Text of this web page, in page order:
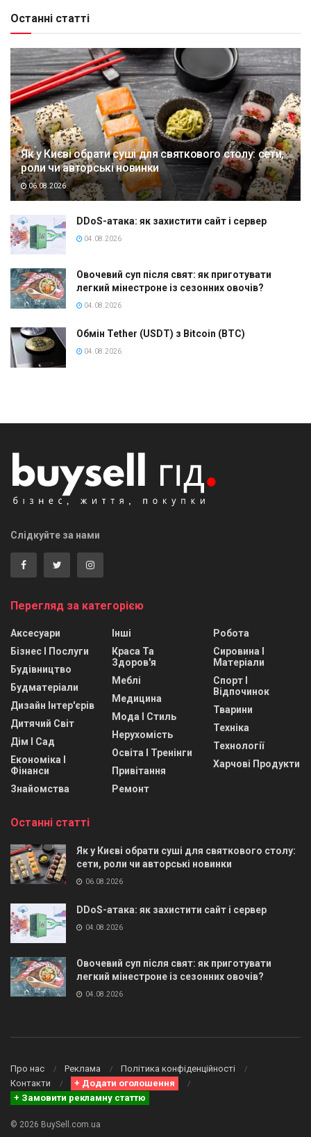
Останні статті
Як у Києві обрати суші для святкового столу: сети,
роли чи авторські новинки
06.08.2026
DDoS-атака: як захистити сайт і сервер
04.08.2026
Овочевий суп після свят: як приготувати
легкий мінестроне із сезонних овочів?
04.08.2026
Обмін Tether (USDT) з Bitcoin (BTC)
04.08.2026
Слідкуйте за нами
Перегляд за категорією
Аксесуари
Бізнес І Послуги
Будівництво
Будматеріали
Дизайн Інтер'єрів
Дитячий Світ
Дім І Сад
Економіка І
Фінанси
Знайомства
Інші
Краса Та
Здоров'я
Меблі
Медицина
Мода І Стиль
Нерухомість
Освіта І Тренінги
Привітання
Ремонт
Робота
Сировина І
Матеріали
Спорт І
Відпочинок
Тварини
Техніка
Технології
Харчові Продукти
Останні статті
Як у Києві обрати суші для святкового столу:
сети, роли чи авторські новинки
06.08.2026
DDoS-атака: як захистити сайт і сервер
04.08.2026
Овочевий суп після свят: як приготувати
легкий мінестроне із сезонних овочів?
04.08.2026
Про нас Реклама
Політика конфіденційності
Контакти
+ Додати оголошення
+ Замовити рекламну статтю
© 2026 BuySell.com.ua